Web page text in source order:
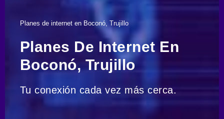
Planes de internet en Boconó, Trujillo
Planes De Internet En
Boconó, Trujillo
Tu conexión cada vez más cerca.